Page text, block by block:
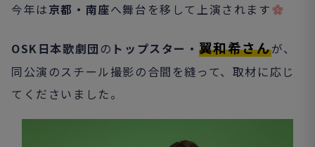
今年は京都・南座へ舞台を移して上演されます
OSK日本歌劇団 の トップスター・ 翼和希さんが、
同公演のスチール撮影の合間を縫って、取材に応じ
てくださいました。